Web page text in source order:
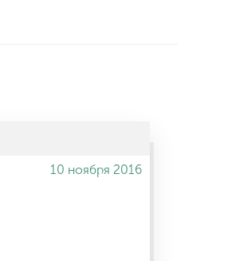
10 ноября 2016